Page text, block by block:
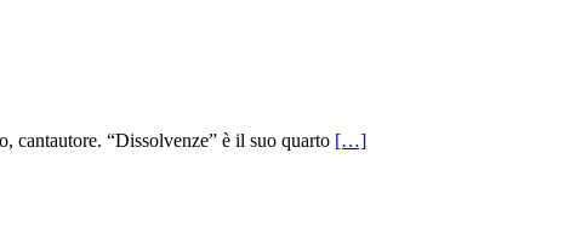
cantautore. “Dissolvenze” è il suo quarto […]